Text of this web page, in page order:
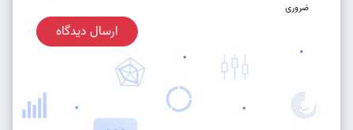
ضروری
ارسال دیدگاه